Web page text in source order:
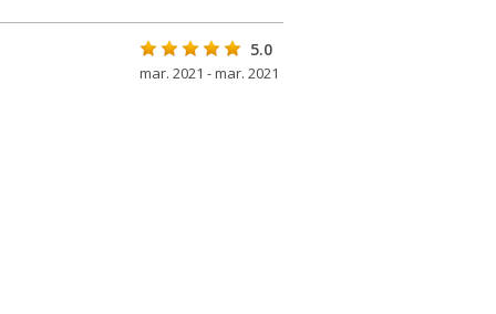
5.0
mar. 2021 - mar. 2021